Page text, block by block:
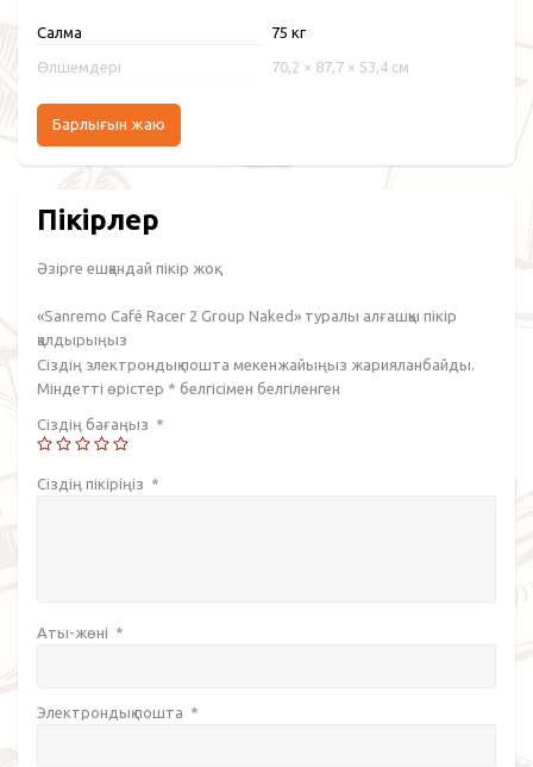
Салмақ 75 кг
Өлшемдері 70,2 × 87,7 × 53,4 см
Барлығын жаю
Пікірлер
Әзірге ешқандай пікір жоқ.
«Sanremo Café Racer 2 Group Naked» туралы алғашқы пікір
қалдырыңыз
Сіздің электрондық пошта мекенжайыңыз жарияланбайды.
Міндетті өрістер * белгісімен белгіленген
Сіздің бағаңыз *
Сіздің пікіріңіз *
Аты-жөні *
Электрондық пошта *